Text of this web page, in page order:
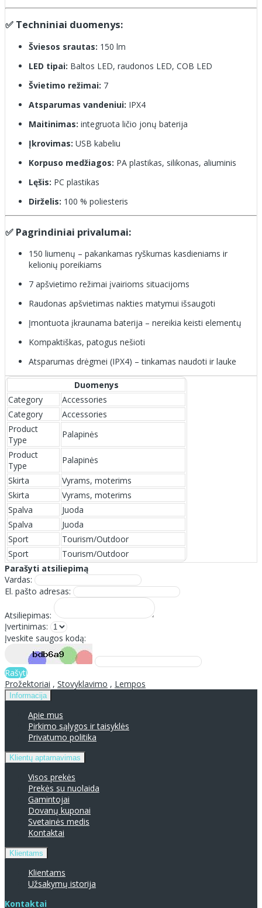
✅ Techniniai duomenys:
Šviesos srautas: 150 lm
LED tipai: Baltos LED, raudonos LED, COB LED
Švietimo režimai: 7
Atsparumas vandeniui: IPX4
Maitinimas: integruota ličio jonų baterija
Įkrovimas: USB kabeliu
Korpuso medžiagos: PA plastikas, silikonas, aliuminis
Lęšis: PC plastikas
Dirželis: 100 % poliesteris
✅ Pagrindiniai privalumai:
150 liumenų – pakankamas ryškumas kasdieniams ir
kelionių poreikiams
7 apšvietimo režimai įvairioms situacijoms
Raudonas apšvietimas nakties matymui išsaugoti
Įmontuota įkraunama baterija – nereikia keisti elementų
Kompaktiškas, patogus nešioti
Atsparumas drėgmei (IPX4) – tinkamas naudoti ir lauke
Duomenys
Category
Accessories
Category
Accessories
Product
Type
Palapinės
Product
Type
Palapinės
Skirta
Vyrams, moterims
Skirta
Vyrams, moterims
Spalva
Juoda
Spalva
Juoda
Sport
Tourism/Outdoor
Sport
Tourism/Outdoor
Parašyti atsiliepimą
Vardas:
El. pašto adresas:
Atsiliepimas:
Įvertinimas:
Įveskite saugos kodą:
Rašyti
Prožektoriai , Stovyklavimo , Lempos
Informacija
Apie mus
Pirkimo sąlygos ir taisyklės
Privatumo politika
Klientų aptarnavimas
Visos prekės
Prekės su nuolaida
Gamintojai
Dovanų kuponai
Svetainės medis
Kontaktai
Klientams
Klientams
Užsakymų istorija
Kontaktai